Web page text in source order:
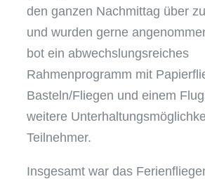
den ganzen Nachmittag über
und wurden gerne
bot ein abwechslungsreiches
Rahmenprogramm mit
Basteln/Fliegen und einem
weitere
Teilnehmer.
Insgesamt war das